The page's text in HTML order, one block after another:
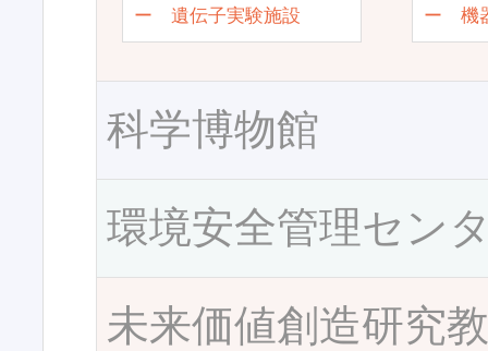
ー 遺伝子実験施設
ー 機
科学博物館
環境安全管理セン
未来価値創造研究